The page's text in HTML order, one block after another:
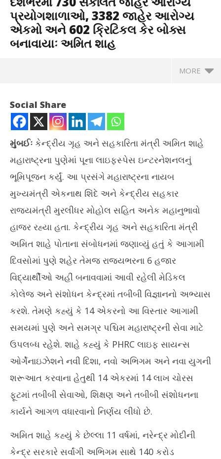
પ્રયોગશાળાઓ, 3382 જાહેર આરોગ્ય
એકમો અને 602 ક્રિટિકલ કેર બોક્સ
બનાવાયાઃ અમિત શાહ
MORE
NOW VIEWING
દેશભરમાં 730 સંકલિત જાહેર આરોગ્ય પ્રયોગશાળાઓ, 3382 જાહેર
આરોગ્ય એકમો અને 602 ક્રિટિકલ કેર બોક્સ બનાવાયાઃ અમિત શાહ
July
5,
2025
Social Share
મુંબઈઃ કેન્દ્રીય ગૃહ અને સહકારિતા મંત્રી અમિત શાહે
મહારાષ્ટ્રના પુણેમાં પૂના લાઇફસ્પેસ ઇન્ટરનેશનલનું
ભૂમિપૂજન કર્યું. આ પ્રસંગે મહારાષ્ટ્રના નાયબ
મુખ્યમંત્રી એકનાથ શિંદે અને કેન્દ્રીય સહકાર
રાજ્યમંત્રી મુરલીધર મોહોલ સહિત અનેક મહાનુભાવો
હાજર રહ્યા હતા. કેન્દ્રીય ગૃહ અને સહકારિતા મંત્રી
અમિત શાહે પોતાના સંબોધનમાં જણાવ્યું હતું કે આગામી
દિવસોમાં પુણે શહેર તેમજ રાજ્યભરના 6 હજાર
વિદ્યાર્થીઓ અહીં બનાવવામાં આવી રહેલી મેડિકલ
કોલેજ અને સંશોધન કેન્દ્રમાં તબીબી વિજ્ઞાનનો અભ્યાસ
કરશે. તેમણે કહ્યું કે 14 એકરનો આ વિસ્તાર આગામી
સમયમાં પુણે અને સમગ્ર પશ્ચિમ મહારાષ્ટ્રની સેવા માટે
ઉપલબ્ધ રહેશે. શાહે કહ્યું કે PHRC લાઇફ સાયન્સ
ઓર્ગેનાઇઝેશને નવી દિશા, નવો અભિગમ અને નવા યુગની
શરૂઆત કરવાના હેતુથી 14 એકરમાં 14 લાખ ચોરસ
ફૂટમાં તબીબી સેવાઓ, શિક્ષણ અને તબીબી સંશોધનના
કાર્યને આગળ વધારવાનો નિર્ણય લીધો છે.
અમિત શાહે કહ્યું કે છેલ્લા 11 વર્ષમાં, નરેન્દ્ર મોદીની
કેન્દ્ર સરકારે સર્વાંગી અભિગમ સાથે 140 કરોડ